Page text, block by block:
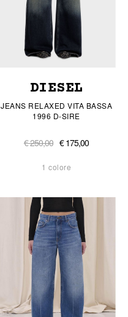
DIESEL
JEANS RELAXED VITA BASSA
1996 D-SIRE
€ 250,00 € 175,00
1 colore